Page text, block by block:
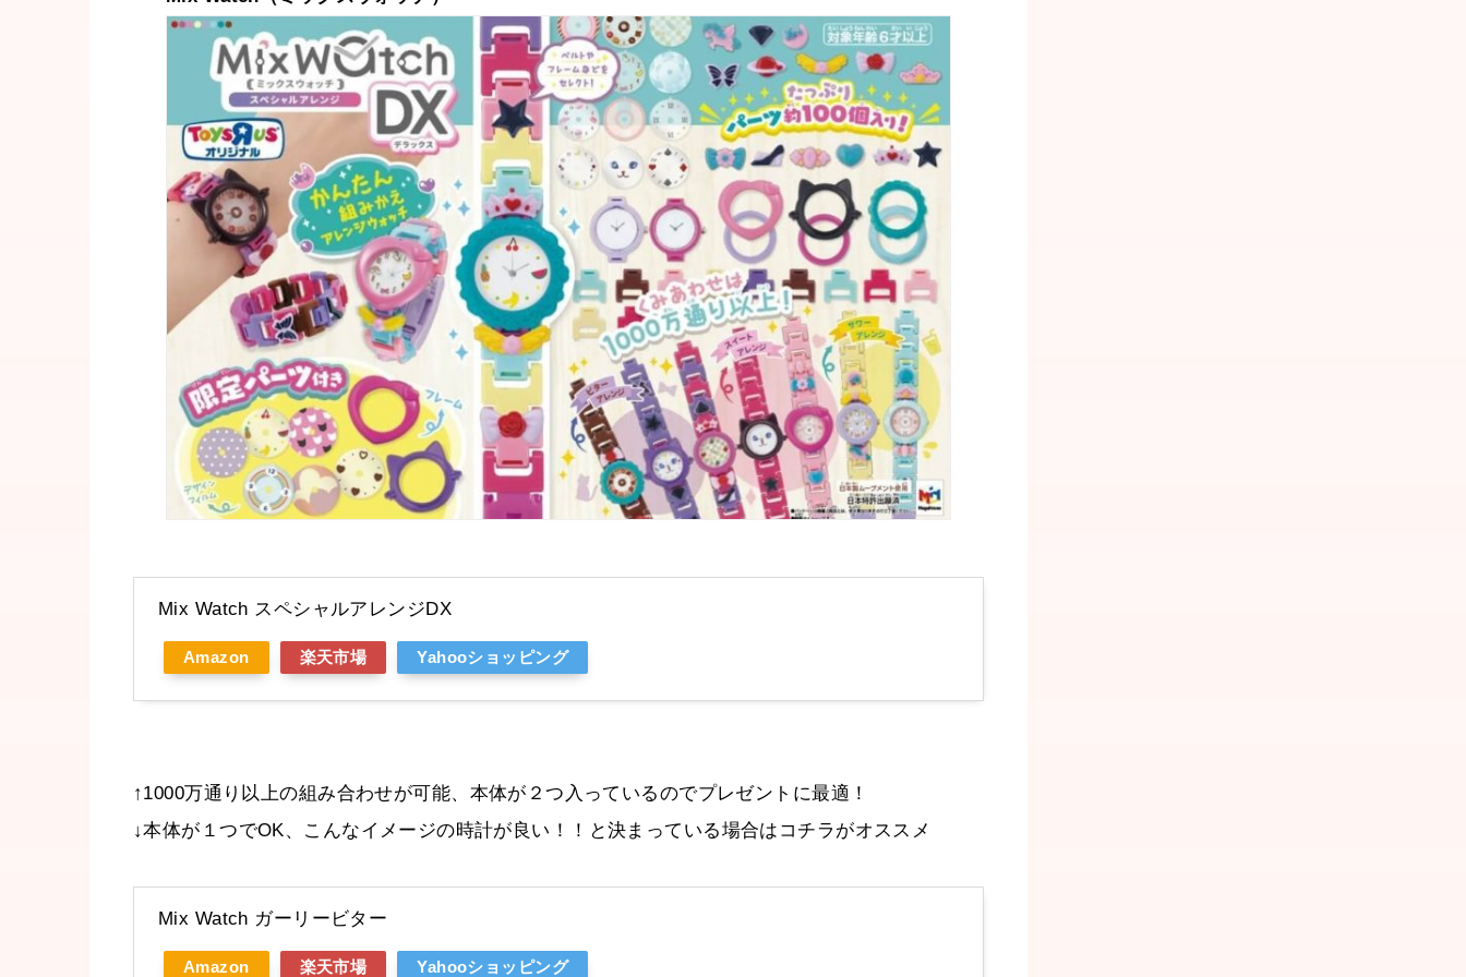
Mix Watch スペシャルアレンジDX
Amazon 楽天市場 Yahooショッピング
↑1000万通り以上の組み合わせが可能、本体が２つ入っているのでプレゼントに最適！
↓本体が１つでOK、こんなイメージの時計が良い！！と決まっている場合はコチラがオススメ
Mix Watch ガーリービター
Amazon 楽天市場 Yahooショッピング